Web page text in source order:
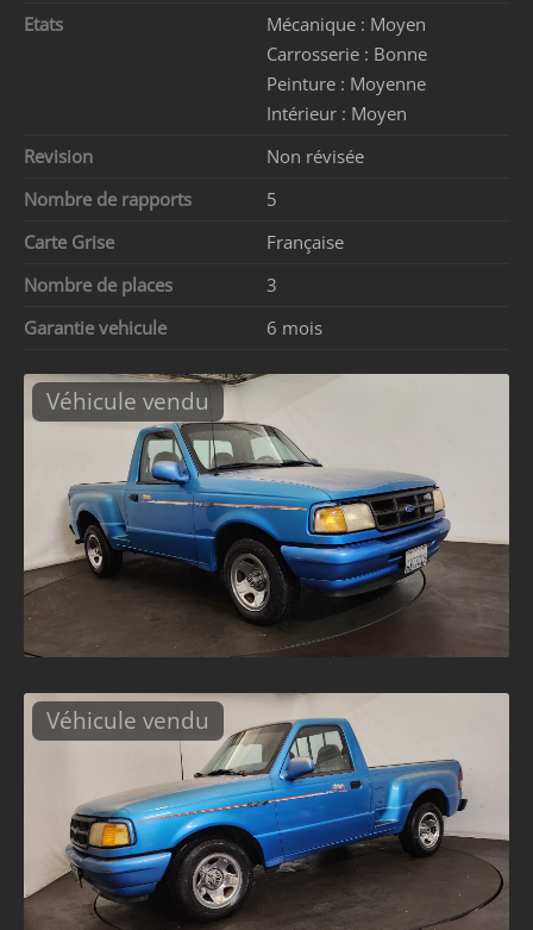
Etats Mécanique : Moyen
Carrosserie : Bonne
Peinture : Moyenne
Intérieur : Moyen
Revision
Non révisée
Nombre de rapports
5
Carte Grise
Française
Nombre de places
3
Garantie vehicule
6 mois
Véhicule vendu
Véhicule vendu